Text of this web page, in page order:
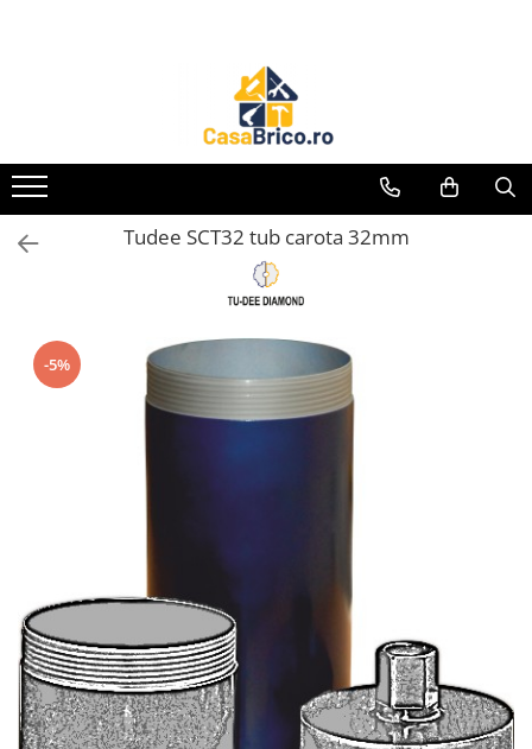
Aparate de sudura MMA invertor
(cu electrod)
Aparate de sudura MMA
transformator (cu electrod)
Aparate de sudura MIG-MAG (cu
Aparate de sudura TIG/WIG (cu
bagheta si argon)
Aparate de sudura in Puncte
Aparate de taiere cu Plasma
Aparate de tras tabla-tinichigerie
Masti sudura
Sarma sudura MIG/MAG
Electrozi sudura MMA
Baghete si Electrozi sudura
TIG/WIG
Tudee SCT32 tub carota 32mm
-5%